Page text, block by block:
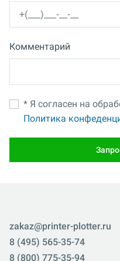
Комментарий
* Я согласен на
Политика
zakaz@printer-plotter.ru
8 (495) 565-35-74
8 (800) 775-35-94